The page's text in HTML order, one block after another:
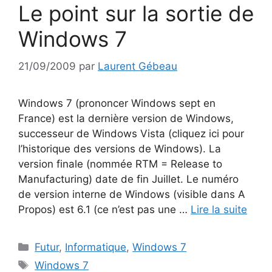
Le point sur la sortie de
Windows 7
21/09/2009 par Laurent Gébeau
Windows 7 (prononcer Windows sept en
France) est la dernière version de Windows,
successeur de Windows Vista (cliquez ici pour
l’historique des versions de Windows). La
version finale (nommée RTM = Release to
Manufacturing) date de fin Juillet. Le numéro
de version interne de Windows (visible dans A
Propos) est 6.1 (ce n’est pas une … Lire la suite
Catégories
Futur, Informatique,Windows 7
Étiquettes
Windows 7